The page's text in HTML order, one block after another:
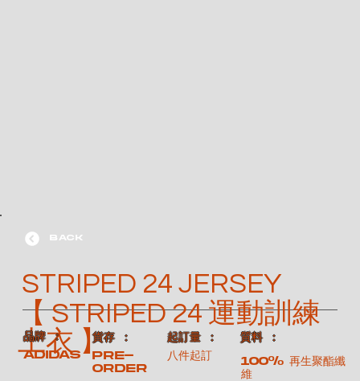
BACK
STRIPED 24 JERSEY
【 STRIPED 24 運動訓練
上衣 】
​品牌 ：
ADIDAS
​貨存 ：
Pre-
order
​起訂量 ：
八件起訂
​質料 ：
100% 再生聚酯纖
維